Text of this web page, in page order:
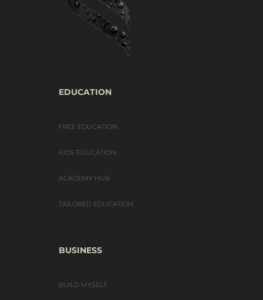
EDUCATION
FREE EDUCATION
KIDS EDUCATION
ACADEMY HUB
TAILORED EDUCATION
BUSINESS
BUILD MYSELF